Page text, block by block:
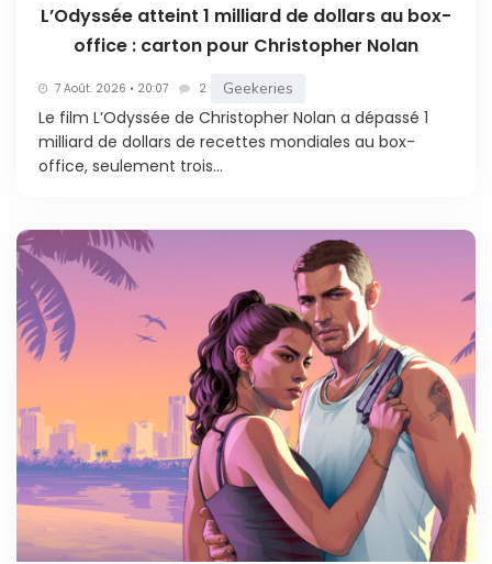
L’Odyssée atteint 1 milliard de dollars au box-
office : carton pour Christopher Nolan
7 Août. 2026 • 20:07 2 Geekeries
Le film L’Odyssée de Christopher Nolan a dépassé 1
milliard de dollars de recettes mondiales au box-
office, seulement trois...